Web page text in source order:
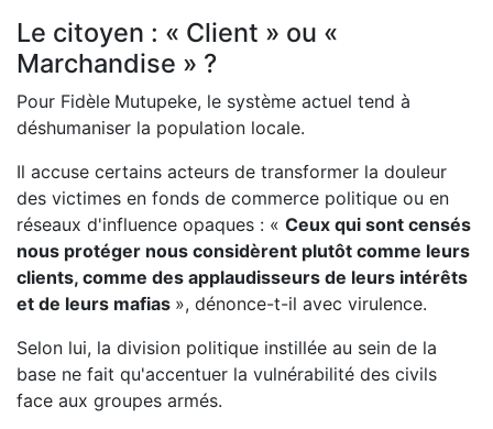
Le citoyen : « Client » ou «
Marchandise » ?
Pour Fidèle Mutupeke, le système actuel tend à
déshumaniser la population locale.
Il accuse certains acteurs de transformer la douleur
des victimes en fonds de commerce politique ou en
réseaux d'influence opaques : « Ceux qui sont censés
nous protéger nous considèrent plutôt comme leurs
clients, comme des applaudisseurs de leurs intérêts
et de leurs mafias », dénonce-t-il avec virulence.
Selon lui, la division politique instillée au sein de la
base ne fait qu'accentuer la vulnérabilité des civils
face aux groupes armés.